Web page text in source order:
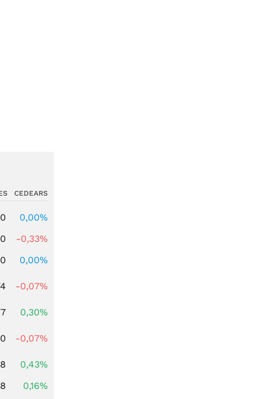
CEDEARS
0,00%
-0,33%
0,00%
-0,07%
0,30%
-0,07%
0,43%
0,16%